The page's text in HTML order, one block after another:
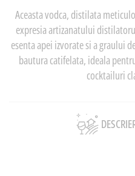
Aceasta vodca, distilata
expresia artizanatului
esenta apei izvorate si a graului
bautura catifelata, ideala
cocktailuri